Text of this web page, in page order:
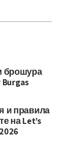
брошура
Burgas
и правила
на Let’s